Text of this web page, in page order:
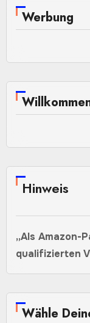
Werbung
Hinweis
„Als Amazon-
qualifizierten
Wähle